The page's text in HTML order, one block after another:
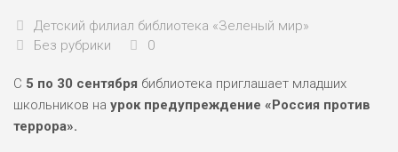
Детский филиал библиотека «Зеленый мир»
Без рубрики
0
С 5 по 30 сентября библиотека приглашает младших
школьников на урок предупреждение «Россия против
террора».